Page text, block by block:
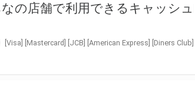
の店舗で利用できるキャッシ